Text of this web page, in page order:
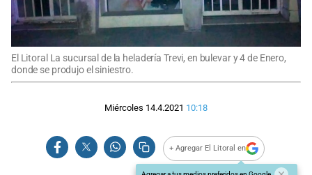
El Litoral La sucursal de la heladería Trevi, en bulevar y 4 de Enero,
donde se produjo el siniestro.
Miércoles 14.4.2021 10:18
+ Agregar El Litoral en